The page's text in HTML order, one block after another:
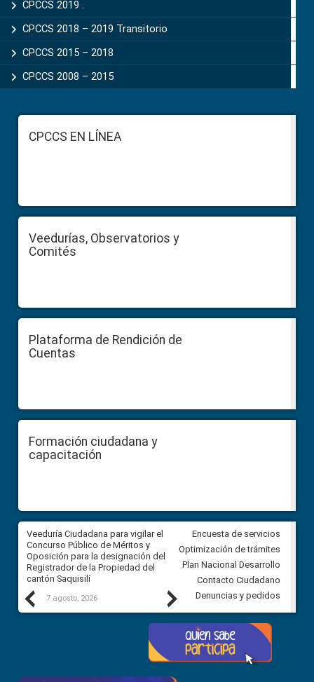
CPCCS 2019 .
CPCCS 2018 – 2019 Transitorio
CPCCS 2015 – 2018
CPCCS 2008 – 2015
FooterCPCCS EN LÍNEA
Veedurías, Observatorios y
Comités
Plataforma de Rendición de
Cuentas
Formación ciudadana y
capacitación
Previous
Veeduría Ciudadana para vigilar el
Concurso Público de Méritos y
Oposición para la designación del
Registrador de la Propiedad del
cantón Saquisilí
7 agosto, 2026
Veeduría Ciudadana para
construcción del asfaltado de
Ballenita del cantón Santa
7 agosto, 2026
Next
Encuesta de servicios
Optimización de trámites
Plan Nacional Desarrollo
Contacto Ciudadano
Denuncias y pedidos